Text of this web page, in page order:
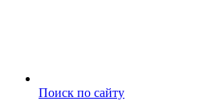
Поиск по сайту